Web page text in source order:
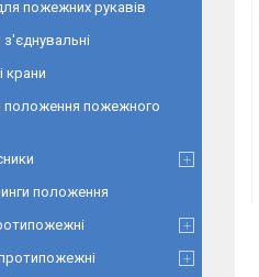
пожежних рукавів
крани
положення пожежного
положення